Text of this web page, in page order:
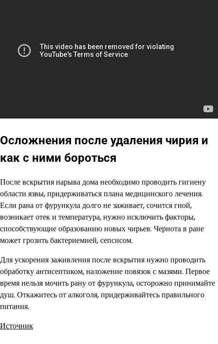
Осложнения после удаления чирия и
как с ними бороться
После вскрытия нарыва дома необходимо проводить гигиену
области язвы, придерживаться плана медицинского лечения.
Если рана от фурункула долго не заживает, сочится гной,
возникает отек и температура, нужно исключить факторы,
способствующие образованию новых чирьев. Чернота в ране
может грозить бактериемией, сепсисом.
Для ускорения заживления после вскрытия нужно проводить
обработку антисептиком, наложение повязок с мазями. Первое
время нельзя мочить рану от фурункула, осторожно принимайте
душ. Откажитесь от алкоголя, придерживайтесь правильного
питания.
Источник